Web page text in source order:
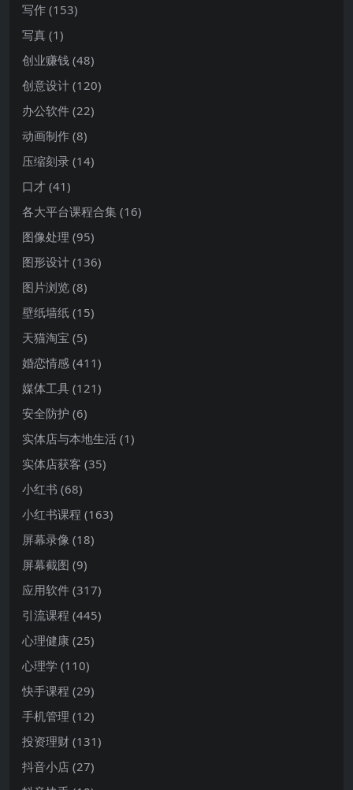
写作 (153)
写真 (1)
创业赚钱 (48)
创意设计 (120)
办公软件 (22)
动画制作 (8)
压缩刻录 (14)
口才 (41)
各大平台课程合集 (16)
图像处理 (95)
图形设计 (136)
图片浏览 (8)
壁纸墙纸 (15)
天猫淘宝 (5)
婚恋情感 (411)
媒体工具 (121)
安全防护 (6)
实体店与本地生活 (1)
实体店获客 (35)
小红书 (68)
小红书课程 (163)
屏幕录像 (18)
屏幕截图 (9)
应用软件 (317)
引流课程 (445)
心理健康 (25)
心理学 (110)
快手课程 (29)
手机管理 (12)
投资理财 (131)
抖音小店 (27)